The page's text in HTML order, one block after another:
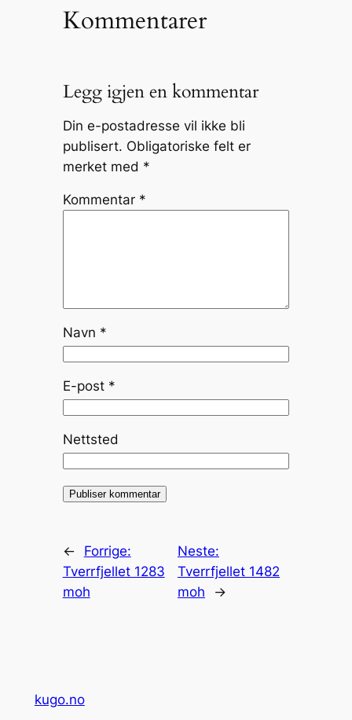
Kommentarer
Legg igjen en kommentar
Din e-postadresse vil ikke bli
publisert. Obligatoriske felt er
merket med *
Kommentar *
Navn *
E-post *
Nettsted
←
Forrige:
Tverrfjellet 1283
moh
Neste:
Tverrfjellet 1482
moh
→
kugo.no